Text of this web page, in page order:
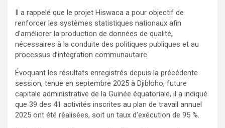
Il a rappelé que le projet Hiswaca a pour objectif de
renforcer les systèmes statistiques nationaux afin
d’améliorer la production de données de qualité,
nécessaires à la conduite des politiques publiques et au
processus d’intégration communautaire.
Évoquant les résultats enregistrés depuis la précédente
session, tenue en septembre 2025 à Djibloho, future
capitale administrative de la Guinée équatoriale, il a indiqué
que 39 des 41 activités inscrites au plan de travail annuel
2025 ont été réalisées, soit un taux d’exécution de 95 %.